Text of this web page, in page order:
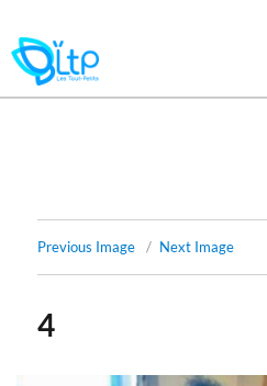
Skip
to
Previous Image Next Image
4